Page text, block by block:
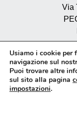
Via
Usiamo i cookie per
navigazione sul
Puoi trovare altre
sul sito alla pagina
impostazioni.